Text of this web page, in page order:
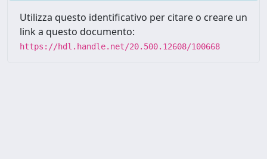
Utilizza questo identificativo per citare o creare un
link a questo documento:
https://hdl.handle.net/20.500.12608/100668